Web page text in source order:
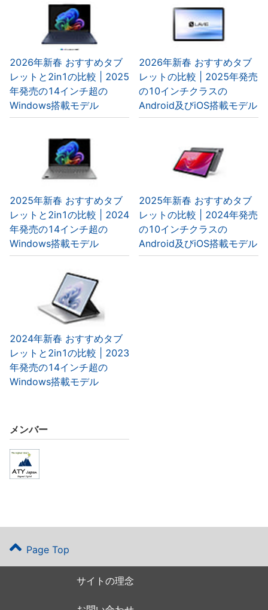
2026年新春 おすすめタブ
レットと2in1の比較 | 2025
年発売の14インチ超の
Windows搭載モデル
2026年新春 おすすめタブ
レットの比較 | 2025年発売
の10インチクラスの
Android及びiOS搭載モデル
2025年新春 おすすめタブ
レットと2in1の比較 | 2024
年発売の14インチ超の
Windows搭載モデル
2025年新春 おすすめタブ
レットの比較 | 2024年発売
の10インチクラスの
Android及びiOS搭載モデル
2024年新春 おすすめタブ
レットと2in1の比較 | 2023
年発売の14インチ超の
Windows搭載モデル
メンバー
Page Top
サイトの理念